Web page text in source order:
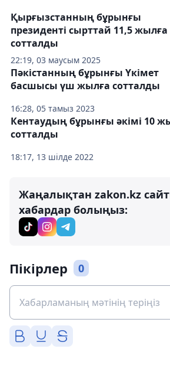
22:19, 03 маусым 2025
Қырғызстанның бұрынғы
президенті сырттай 11,5 жылға
сотталды
16:28, 05 тамыз 2023
Пәкістанның бұрынғы Үкімет
басшысы үш жылға сотталды
18:17, 13 шілде 2022
Кентаудың бұрынғы әкімі 10
сотталды
Жаңалықтан zakon.kz
хабардар болыңыз:
Пікірлер 0